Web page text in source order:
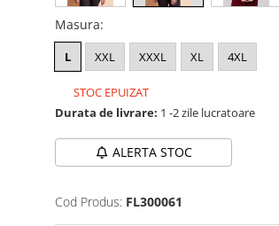
Masura:
L XXL XXXL XL 4XL
STOC EPUIZAT
Durata de livrare: 1 -2 zile lucratoare
ALERTA STOC
Cod Produs: FL300061